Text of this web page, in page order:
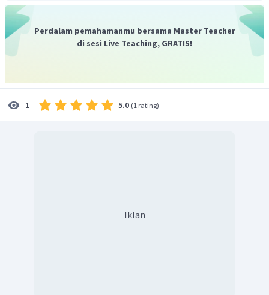
Perdalam pemahamanmu bersama Master Teacher
di sesi Live Teaching, GRATIS!
1 5.0 (1 rating)
Iklan